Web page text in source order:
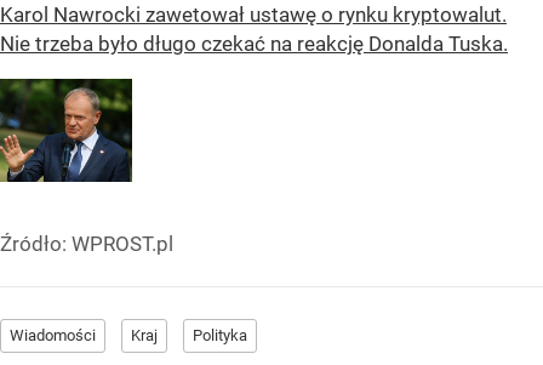
Karol Nawrocki zawetował ustawę o rynku kryptowalut.
Nie trzeba było długo czekać na reakcję Donalda Tuska.
Źródło: WPROST.pl
Wiadomości Kraj Polityka